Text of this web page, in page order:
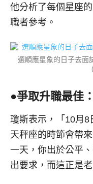
他分析了每個星座
職者參考。
選順應星象的日子去面
●爭取升職最佳：
瓊斯表示，「10月8
天秤座的時節會帶
一天，你出於公平
出要求，而這正是